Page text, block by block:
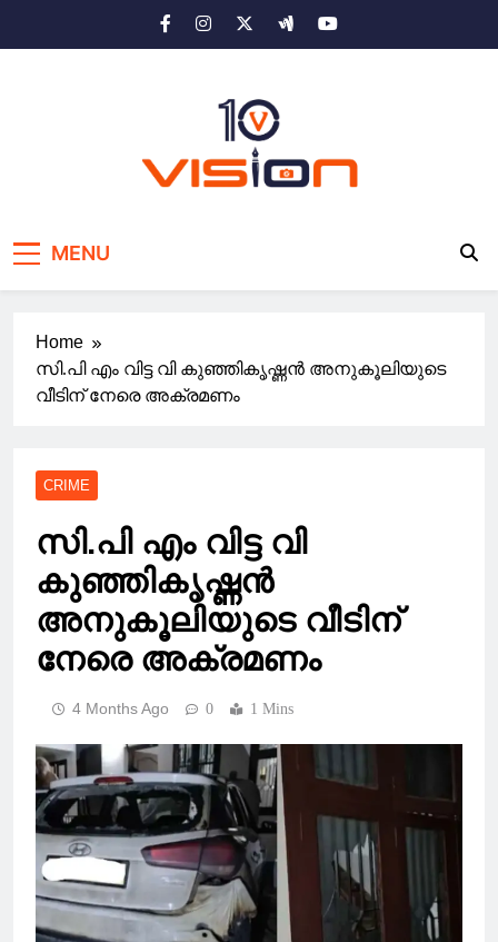
MENU
Home
സി.പി എം വിട്ട വി കുഞ്ഞികൃഷ്ണൻ അനുകൂലിയുടെ
വീടിന് നേരെ അക്രമണം
CRIME
സി.പി എം വിട്ട വി
കുഞ്ഞികൃഷ്ണൻ
അനുകൂലിയുടെ വീടിന്
നേരെ അക്രമണം
4 Months Ago 0 1 Mins